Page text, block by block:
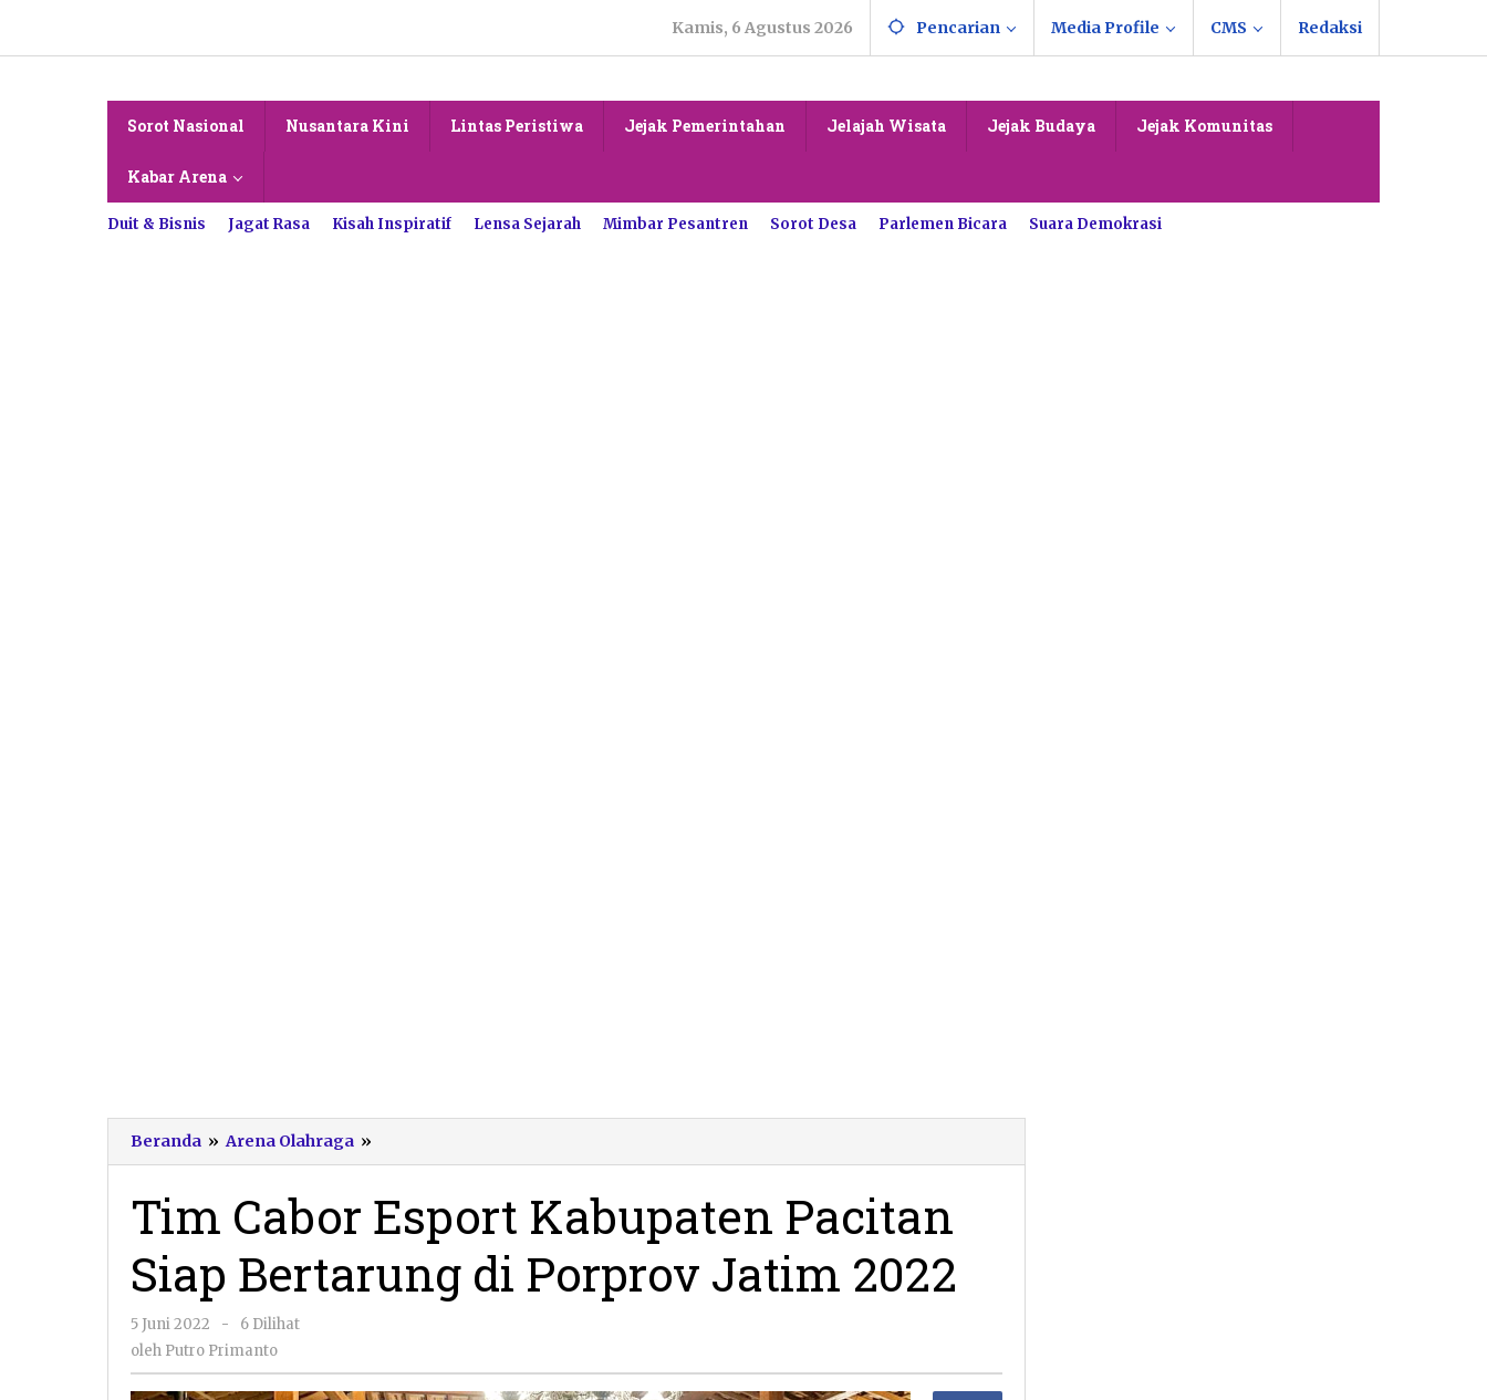
konten
Kamis, 6 Agustus 2026 Pencarian Media Profile CMS Redaksi
Sorot Nasional Nusantara Kini Lintas Peristiwa Jejak Pemerintahan Jelajah Wisata Jejak Budaya Jejak Komunitas
Kabar Arena
Duit & Bisnis Jagat Rasa Kisah Inspiratif Lensa Sejarah Mimbar Pesantren Sorot Desa Parlemen Bicara Suara Demokrasi
Beranda » Arena Olahraga »
Cabor
Kabupaten
Pacitan
Bertarung
2022
Tim Cabor Esport Kabupaten Pacitan
Siap Bertarung di Porprov Jatim 2022
5 Juni 2022
oleh
Putro
-
6 Dilihat
oleh Putro Primanto